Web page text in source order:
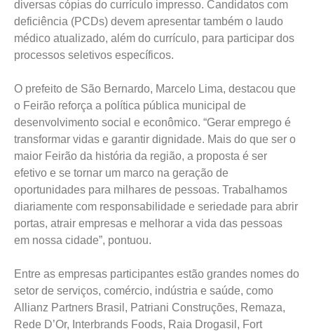
diversas cópias do currículo impresso. Candidatos com
deficiência (PCDs) devem apresentar também o laudo
médico atualizado, além do currículo, para participar dos
processos seletivos específicos.
O prefeito de São Bernardo, Marcelo Lima, destacou que
o Feirão reforça a política pública municipal de
desenvolvimento social e econômico. “Gerar emprego é
transformar vidas e garantir dignidade. Mais do que ser o
maior Feirão da história da região, a proposta é ser
efetivo e se tornar um marco na geração de
oportunidades para milhares de pessoas. Trabalhamos
diariamente com responsabilidade e seriedade para abrir
portas, atrair empresas e melhorar a vida das pessoas
em nossa cidade”, pontuou.
Entre as empresas participantes estão grandes nomes do
setor de serviços, comércio, indústria e saúde, como
Allianz Partners Brasil, Patriani Construções, Remaza,
Rede D’Or, Interbrands Foods, Raia Drogasil, Fort